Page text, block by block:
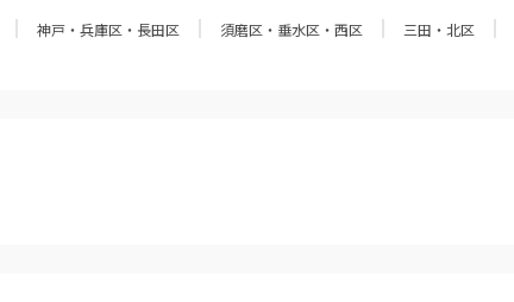
神戸・兵庫区・長田区 須磨区・垂水区・西区 三田・北区